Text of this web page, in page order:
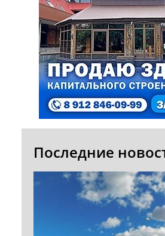
Последние